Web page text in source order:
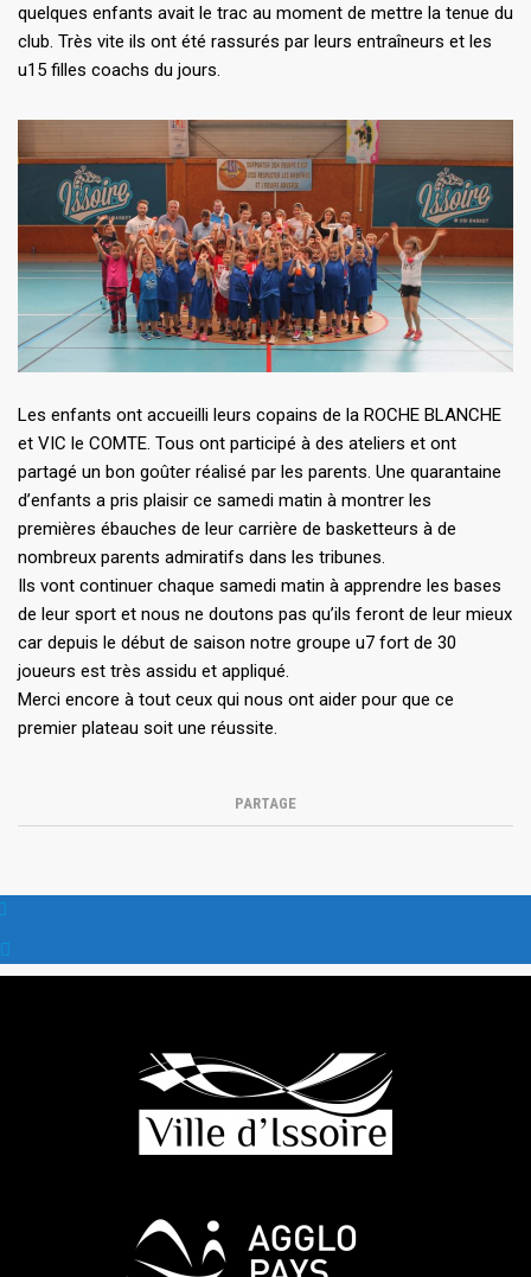
quelques enfants avait le trac au moment de mettre la tenue du
club. Très vite ils ont été rassurés par leurs entraîneurs et les
u15 filles coachs du jours.
Les enfants ont accueilli leurs copains de la ROCHE BLANCHE
et VIC le COMTE. Tous ont participé à des ateliers et ont
partagé un bon goûter réalisé par les parents. Une quarantaine
d’enfants a pris plaisir ce samedi matin à montrer les
premières ébauches de leur carrière de basketteurs à de
nombreux parents admiratifs dans les tribunes.
Ils vont continuer chaque samedi matin à apprendre les bases
de leur sport et nous ne doutons pas qu’ils feront de leur mieux
car depuis le début de saison notre groupe u7 fort de 30
joueurs est très assidu et appliqué.
Merci encore à tout ceux qui nous ont aider pour que ce
premier plateau soit une réussite.
PARTAGE